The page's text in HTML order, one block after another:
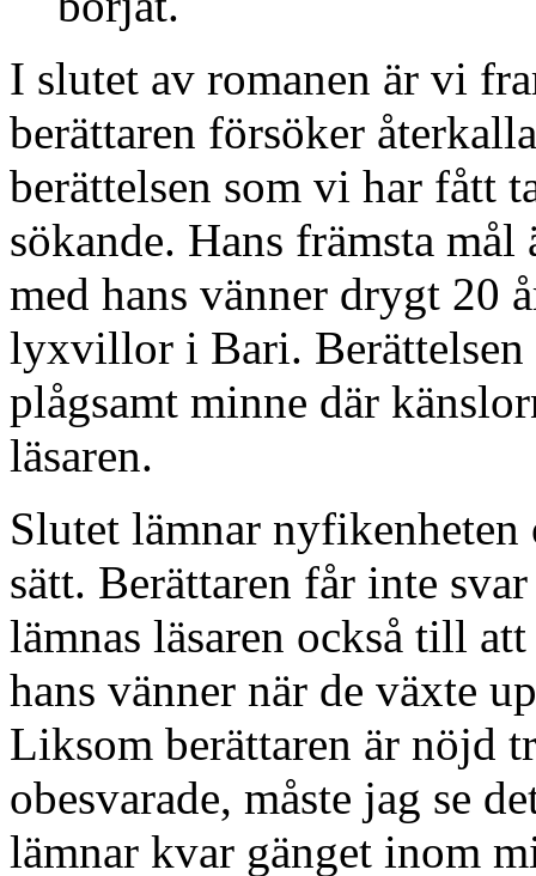
I slutet av romanen är vi
berättaren försöker
berättelsen som vi har fått
sökande. Hans främsta
med hans vänner drygt 20
lyxvillor i Bari. Berättelsen
plågsamt minne där
läsaren.
Slutet lämnar
sätt. Berättaren får inte
lämnas läsaren också till
hans vänner när de växte
Liksom berättaren är nöjd
obesvarade, måste jag se
lämnar kvar gänget inom